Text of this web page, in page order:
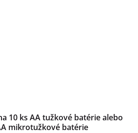
10 ks AA tužkové batérie alebo
mikrotužkové batérie